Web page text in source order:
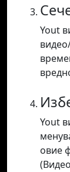
Yout
Yout
овие